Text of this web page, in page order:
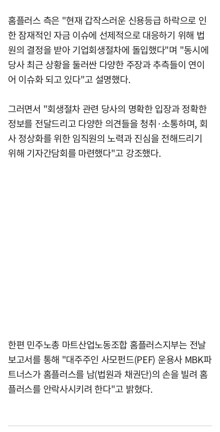
홈플러스 측은 "현재 갑작스러운 신용등급 하락으로 인
한 잠재적인 자금 이슈에 선제적으로 대응하기 위해 법
원의 결정을 받아 기업회생절차에 돌입했다"며 "동시에
당사 최근 상황을 둘러싼 다양한 주장과 추측들이 연이
어 이슈화 되고 있다"고 설명했다.
그러면서 "회생절차 관련 당사의 명확한 입장과 정확한
정보를 전달드리고 다양한 의견들을 청취·소통하며, 회
사 정상화를 위한 임직원의 노력과 진심을 전해드리기
위해 기자간담회를 마련했다"고 강조했다.
한편 민주노총 마트산업노동조합 홈플러스지부는 전날
보고서를 통해 "대주주인 사모펀드(PEF) 운용사 MBK파
트너스가 홈플러스를 남(법원과 채권단)의 손을 빌려 홈
플러스를 안락사시키려 한다"고 밝혔다.